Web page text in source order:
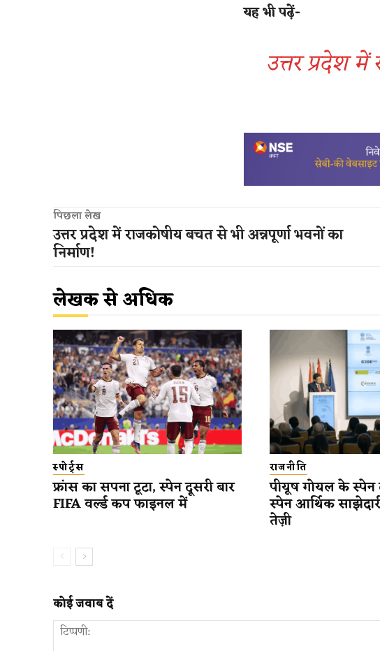
यह भी पढ़ें-
उत्तर प्रदेश
पिछला लेख
उत्तर प्रदेश में राजकोषीय बचत से भी अन्नपूर्णा भवनों का
निर्माण!
लेखक से अधिक
स्पोर्ट्स
फ्रांस का सपना टूटा, स्पेन दूसरी बार
FIFA वर्ल्ड कप फाइनल में
राजनीति
पीयूष गोयल के स्पेन
स्पेन आर्थिक
तेज़ी
कोई जवाब दें